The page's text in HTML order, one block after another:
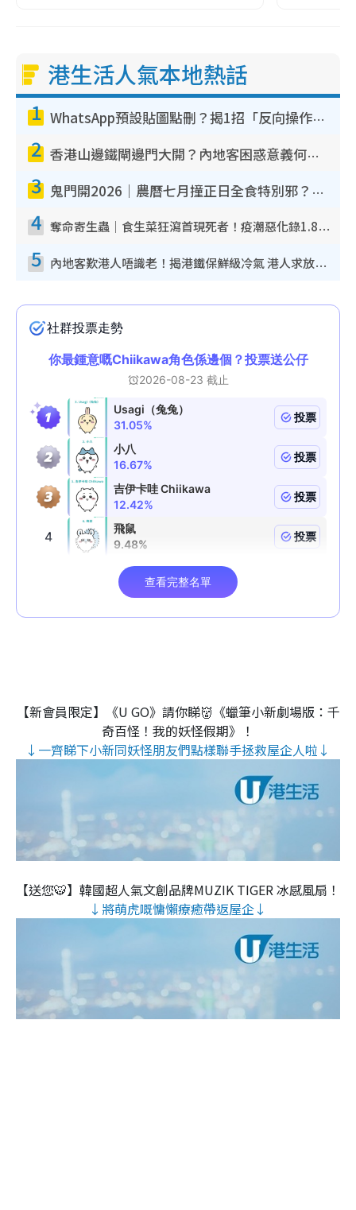
港生活人氣本地熱話
1 WhatsApp預設貼圖點刪？揭1招「反向操作」還原簡潔介面 附3步實測教學
2 香港山邊鐵閘邊門大開？內地客困惑意義何在！網民神回覆：呢種叫法理性防禦
3 鬼門開2026｜農曆七月撞正日全食特別邪？專家警告切忌做一事！揭4大禁忌+2招保平安
4 奪命寄生蟲｜食生菜狂瀉首現死者！疫潮惡化錄1.8萬宗病例 揭洗菜3大謬誤
5 內地客歎港人唔識老！揭港鐵保鮮級冷氣 港人求放過：咪投訴
【新會員限定】《U GO》請你睇👹《蠟筆小新劇場版：千
奇百怪！我的妖怪假期》！
↓一齊睇下小新同妖怪朋友們點樣聯手拯救屋企人啦↓
【送您🐯】韓國超人氣文創品牌MUZIK TIGER 冰感風扇！
↓將萌虎嘅慵懶療癒帶返屋企↓